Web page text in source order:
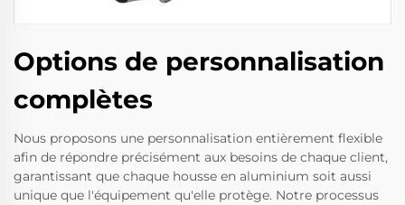
Options de personnalisation
complètes
Nous proposons une personnalisation entièrement flexible
afin de répondre précisément aux besoins de chaque client,
garantissant que chaque housse en aluminium soit aussi
unique que l'équipement qu'elle protège. Notre processus